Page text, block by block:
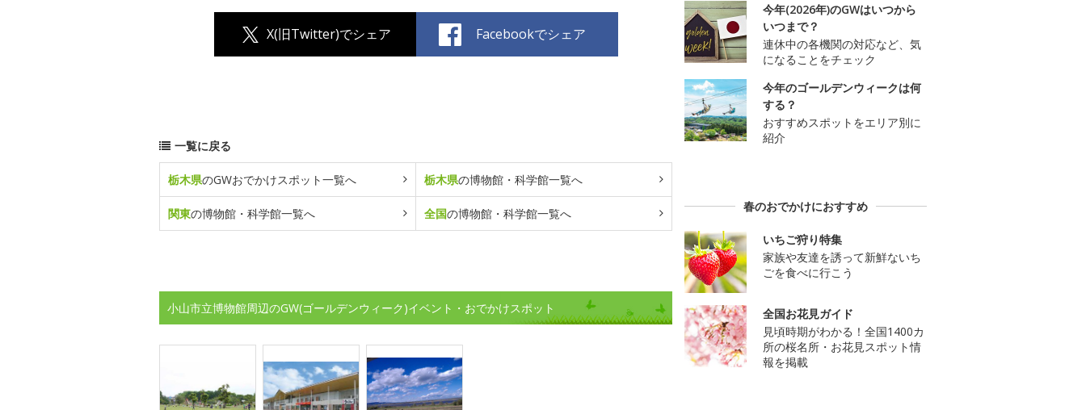
X(旧Twitter)でシェア Facebookでシェア
一覧に戻る
栃木県のGWおでかけスポット一覧へ 栃木県の博物館・科学館一覧へ
関東の博物館・科学館一覧へ 全国の博物館・科学館一覧へ
小山市立博物館周辺のGW(ゴールデンウィーク)イベント・おでかけスポット
今年(2026年)のGWはいつから
いつまで？
連休中の各機関の対応など、気
になることをチェック
今年のゴールデンウィークは何
する？
おすすめスポットをエリア別に
紹介
春のおでかけにおすすめ
いちご狩り特集
家族や友達を誘って新鮮ないち
ごを食べに行こう
全国お花見ガイド
見頃時期がわかる！全国1400カ
所の桜名所・お花見スポット情
報を掲載